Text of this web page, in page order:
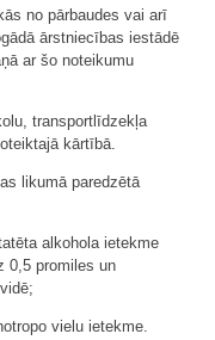
no pārbaudes vai arī
ārstniecības iestādē
ar šo noteikumu
transportlīdzekļa
kārtībā.
likumā paredzētā
alkohola ietekme
0,5 promiles un
vielu ietekme.